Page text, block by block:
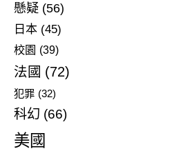
懸疑 (56)
日本 (45)
校園 (39)
法國 (72)
犯罪 (32)
科幻 (66)
美國